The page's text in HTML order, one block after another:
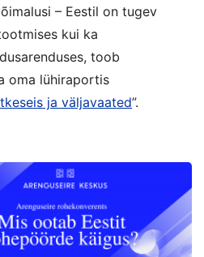
– Eestil on tugev
kui ka
toob
oma lühiraportis
ja väljavaated”.